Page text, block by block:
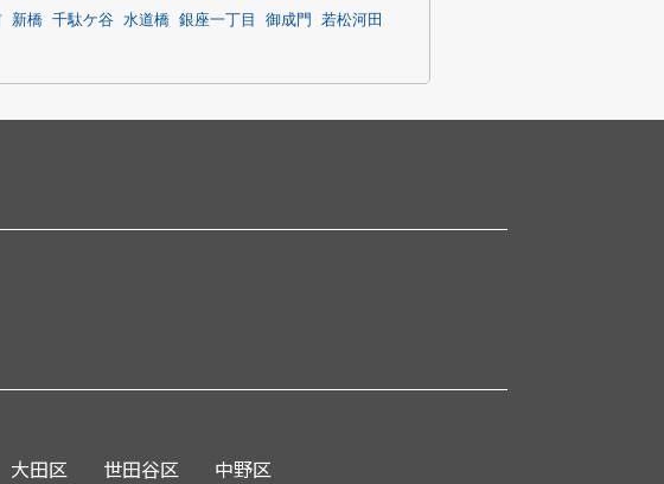
新橋 千駄ケ谷 水道橋 銀座一丁目 御成門
若松河田
大田区 世田谷区
中野区